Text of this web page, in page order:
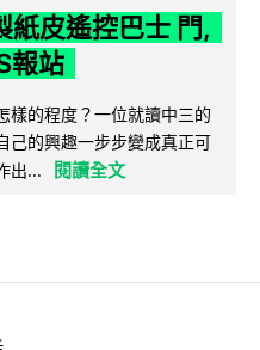
紙皮遙控巴士 門,
報站
樣的程度？一位就讀中三的
己的興趣一步步變成真正可
出...
閱讀全文